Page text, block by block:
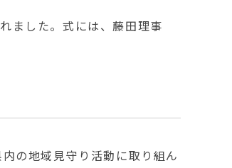
ました。式には、藤田理事
の地域見守り活動に取り組ん